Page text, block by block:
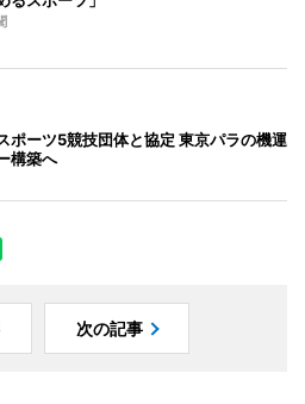
ポーツ5競技団体と協定 東京パラの機運
構築へ
次の記事